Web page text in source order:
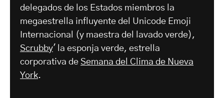
delegados de los Estados miembros la
megaestrella influyente del Unicode Emoji
Internacional (y maestra del lavado verde),
Scrubby' la esponja verde, estrella
corporativa de Semana del Clima de Nueva
York.